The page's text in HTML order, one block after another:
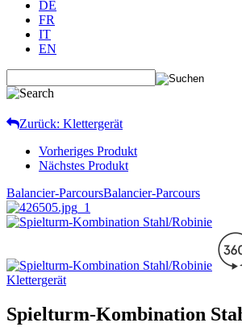
DE
FR
IT
EN
Zurück: Klettergerät
Vorheriges Produkt
Nächstes Produkt
Balancier-ParcoursBalancier-Parcours
Klettergerät
Spielturm-Kombination